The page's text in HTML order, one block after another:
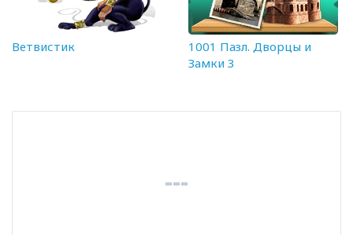
Ветвистик
1001 Пазл. Дворцы и
Замки 3